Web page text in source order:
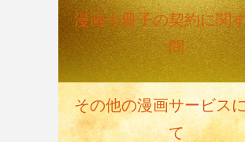
漫画小冊子の契約に関
問
その他の漫画サービス
て